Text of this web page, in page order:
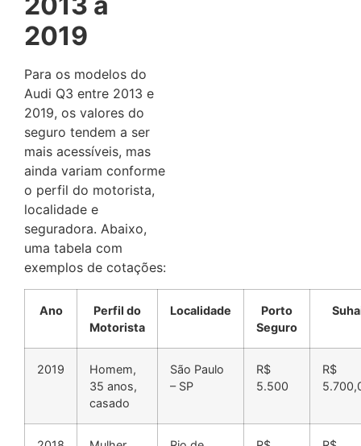
2019
Para os modelos do
Audi Q3 entre 2013 e
2019, os valores do
seguro tendem a ser
mais acessíveis, mas
ainda variam conforme
o perfil do motorista,
localidade e
seguradora. Abaixo,
uma tabela com
exemplos de cotações:
Ano
Perfil do
Motorista
Localidade
Porto
Seguro
2019
Homem,
35 anos,
casado
São Paulo
– SP
R$
5.500
R$